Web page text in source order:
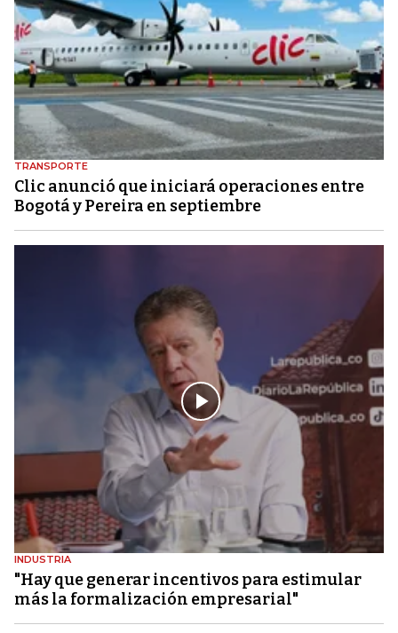
TRANSPORTE
Clic anunció que iniciará operaciones entre
Bogotá y Pereira en septiembre
INDUSTRIA
"Hay que generar incentivos para estimular
más la formalización empresarial"